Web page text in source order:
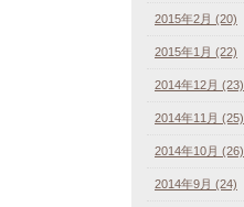
2015年2月 (20)
2015年1月 (22)
2014年12月 (23)
2014年11月 (25)
2014年10月 (26)
2014年9月 (24)